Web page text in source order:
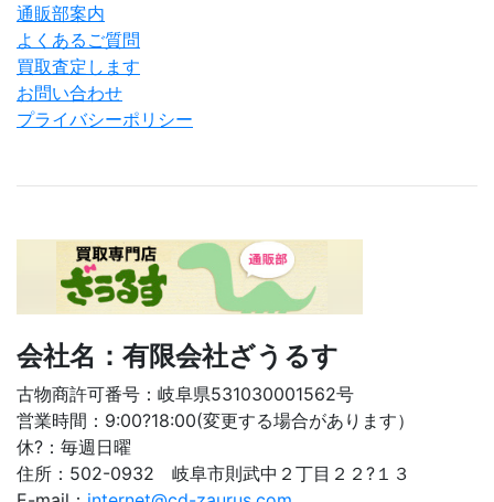
通販部案内
よくあるご質問
買取査定します
お問い合わせ
プライバシーポリシー
会社名：有限会社ざうるす
古物商許可番号：岐阜県531030001562号
営業時間：9:00?18:00(変更する場合があります）
休?：毎週日曜
住所：502-0932 岐阜市則武中２丁目２２?１３